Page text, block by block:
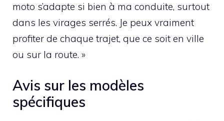
moto s’adapte si bien à ma conduite, surtout
dans les virages serrés. Je peux vraiment
profiter de chaque trajet, que ce soit en ville
ou sur la route. »
Avis sur les modèles
spécifiques